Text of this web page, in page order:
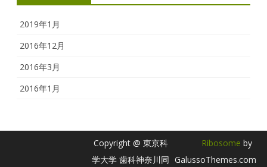
2019年1月
2016年12月
2016年3月
2016年1月
Copyright @ 東京科
学大学 歯科神奈川同
Ribosome by
GalussoThemes.com